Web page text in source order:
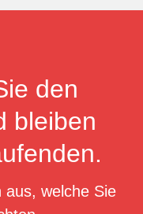
den
bleiben
aus, welche Sie